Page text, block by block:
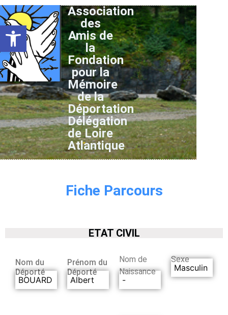
Ouvrir la barre d’outils
Association
des
Amis de
la
Fondation
pour la
Mémoire
de la
Déportation
Délégation
de Loire
Atlantique
Fiche Parcours
ETAT CIVIL
Nom du
Déporté
BOUARD
Prénom du
Déporté
Albert
Nom de
Naissance
-
Sexe
Masculin